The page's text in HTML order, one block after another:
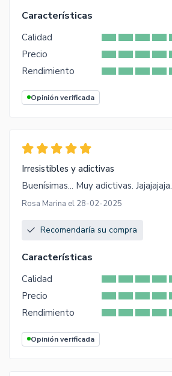
Características
Calidad
Precio
Rendimiento
Opinión verificada
Irresistibles y adictivas
Buenísimas... Muy adictivas. Jajajajaja.
Rosa Marina el 28-02-2025
Recomendaría su compra
Características
Calidad
Precio
Rendimiento
Opinión verificada